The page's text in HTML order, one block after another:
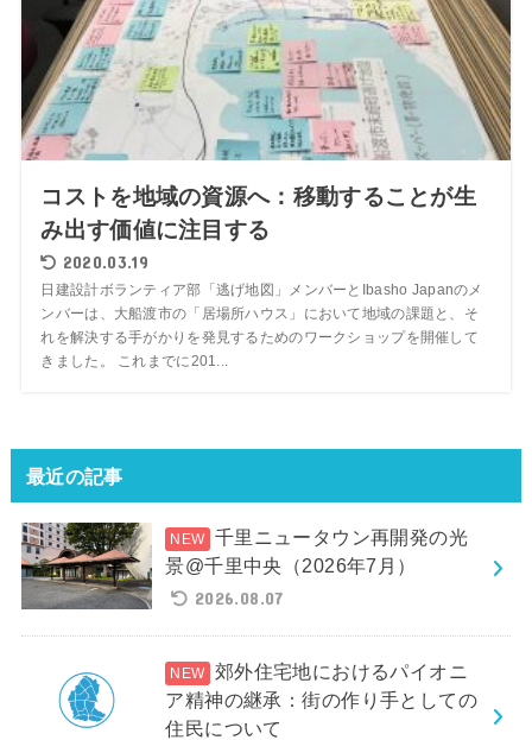
コストを地域の資源へ：移動することが生
み出す価値に注目する
2020.03.19
日建設計ボランティア部「逃げ地図」メンバーとIbasho Japanのメ
ンバーは、大船渡市の「居場所ハウス」において地域の課題と、そ
れを解決する手がかりを発見するためのワークショップを開催して
きました。 これまでに201...
最近の記事
千里ニュータウン再開発の光
景@千里中央（2026年7月）
2026.08.07
郊外住宅地におけるパイオニ
ア精神の継承：街の作り手としての
住民について